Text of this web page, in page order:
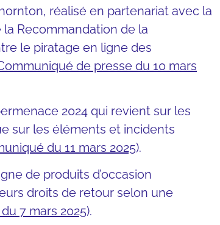
réalisé en partenariat avec la
Recommandation de la
le piratage en ligne des
de presse du 10 mars
2024 qui revient sur les
sur les éléments et incidents
du 11 mars 2025).
de produits d’occasion
droits de retour selon une
7 mars 2025).